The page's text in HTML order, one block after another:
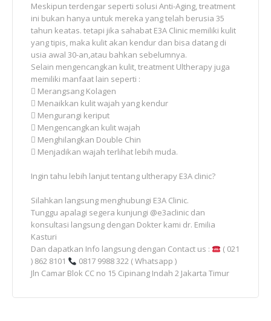
Meskipun terdengar seperti solusi Anti-Aging, treatment
ini bukan hanya untuk mereka yang telah berusia 35
tahun keatas. tetapi jika sahabat E3A Clinic memiliki kulit
yang tipis, maka kulit akan kendur dan bisa datang di
usia awal 30-an,atau bahkan sebelumnya.
Selain mengencangkan kulit, treatment Ultherapy juga
memiliki manfaat lain seperti :
 Merangsang Kolagen
 Menaikkan kulit wajah yang kendur
 Mengurangi keriput
 Mengencangkan kulit wajah
 Menghilangkan Double Chin
 Menjadikan wajah terlihat lebih muda.
Ingin tahu lebih lanjut tentang ultherapy E3A clinic?
Silahkan langsung menghubungi E3A Clinic.
Tunggu apalagi segera kunjungi @e3aclinic dan
konsultasi langsung dengan Dokter kami dr. Emilia
Kasturi
Dan dapatkan Info langsung dengan Contact us :
( 021
) 862 8101
0817 9988 322 ( Whatsapp )
Jln Camar Blok CC no 15 Cipinang Indah 2 Jakarta Timur